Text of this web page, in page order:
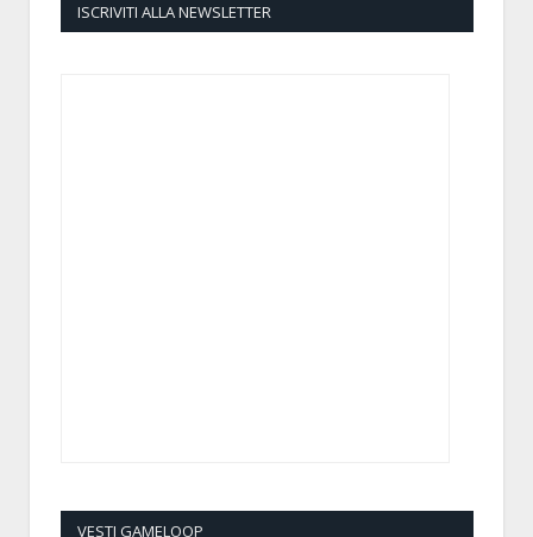
ISCRIVITI ALLA NEWSLETTER
VESTI GAMELOOP